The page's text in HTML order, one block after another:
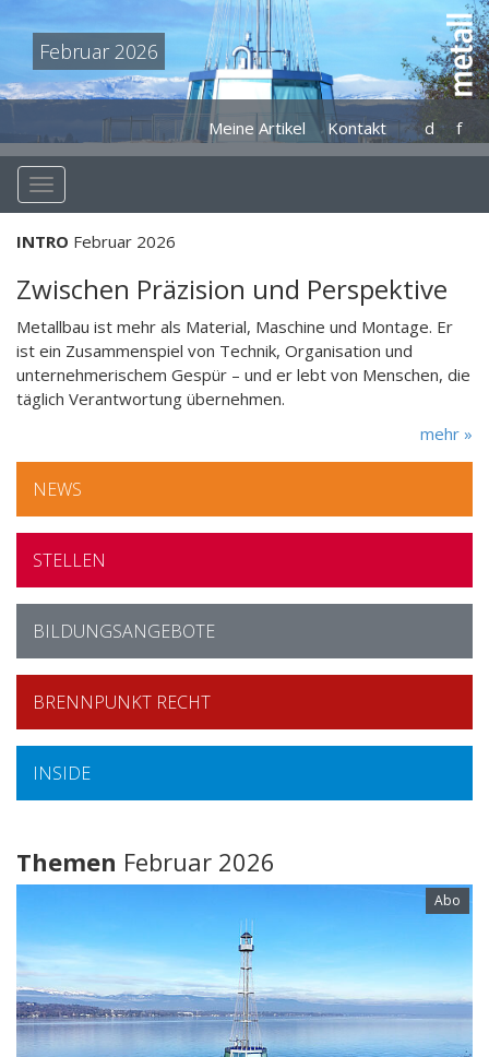
Februar 2026
Meine Artikel Kontakt d f
INTRO Februar 2026
Zwischen Präzision und Perspektive
Metallbau ist mehr als Material, Maschine und Montage. Er
ist ein Zusammenspiel von Technik, Organisation und
unternehmerischem Gespür – und er lebt von Menschen, die
täglich Verantwortung übernehmen.
mehr »
NEWS
STELLEN
BILDUNGSANGEBOTE
BRENNPUNKT RECHT
INSIDE
Themen Februar 2026
Abo